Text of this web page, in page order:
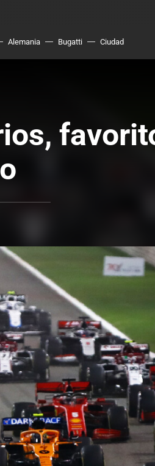
Alemania Bugatti Ciudad